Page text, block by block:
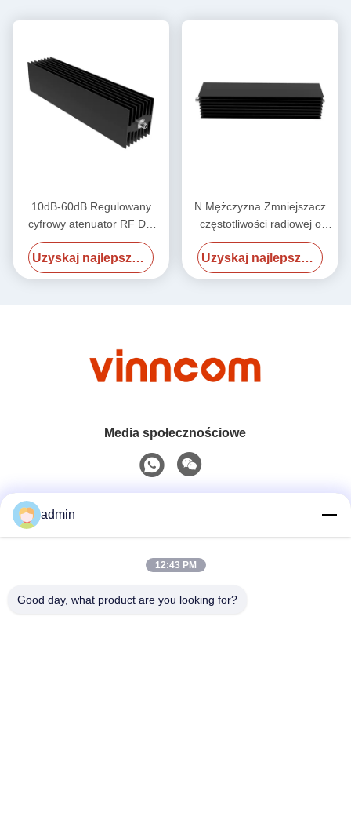
10dB-60dB Regulowany
cyfrowy atenuator RF DC
18GHz 600W N Kobieta N
Kobieta
Uzyskaj najlepszą cenę
N Mężczyzna Zmniejszacz
częstotliwości radiowej o
dużej mocy dla radia 18 GHz
500w
Uzyskaj najlepszą cenę
Media społecznościowe
0086-551-65396351
admin
12:43 PM
Good day, what product are you looking for?